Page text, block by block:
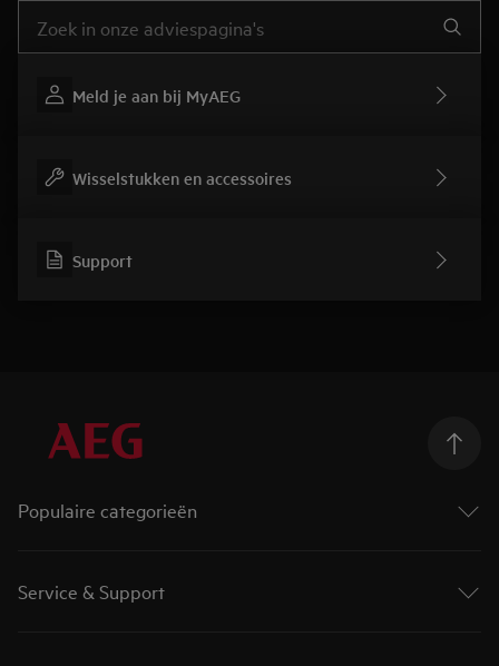
Meld je aan bij MyAEG
Wisselstukken en accessoires
Support
Populaire categorieën
Droogkasten
Was-droogcombinaties
Service & Support